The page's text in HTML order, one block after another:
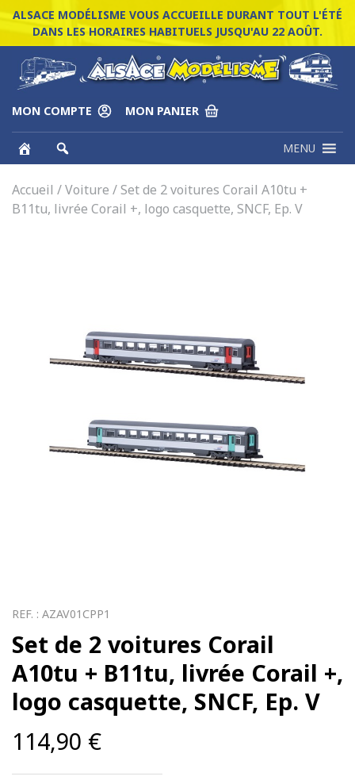
ALSACE MODÉLISME VOUS ACCUEILLE DURANT TOUT L'ÉTÉ
DANS LES HORAIRES HABITUELS JUSQU'AU 22 AOÛT.
MON COMPTE MON PANIER
MENU
Accueil /Voiture / Set de 2 voitures Corail A10tu +
B11tu, livrée Corail +, logo casquette, SNCF, Ep. V
REF. : AZAV01CPP1
Set de 2 voitures Corail
A10tu + B11tu, livrée Corail +,
logo casquette, SNCF, Ep. V
114,90 €